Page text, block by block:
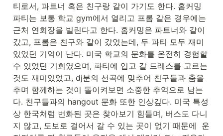
티로서, 파트너 혹은 친구랑 같이 가기도 한다. 홈커밍
파티는 보통 학교 gym에서 열리고 프롬 같은 경우에는
근처 연회장을 빌린다고 한다. 홈커밍은 파트너와 같이
갔고, 프롬은 친구와 같이 갔었는데, 두 파티 모두 재미
있었던 기억이 난다. 미국 학교의 문화를 온전히 경험할
수 있었던 기회였으며, 파티에 입고 갈 드레스를 고르는
것도 재미있었고, dj분의 선곡에 맞추어 친구들과 춤을
추며 함께하는 것이 돌이켜보면 소중한 추억으로 남는
다. 친구들과의 hangout 문화 또한 인상깊다. 미국 특성
상 한국처럼 번화된 곳은 찾아보기 힘들며, 버스도 다니
지 않고, 도보로 걸어서 갈 수 있는 곳이 없기 때문에  운